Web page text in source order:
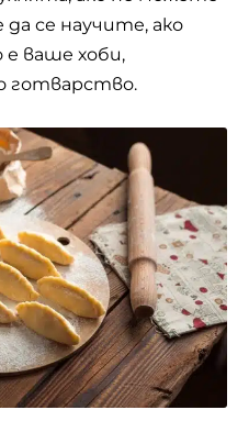
се научите, ако
е ваше хоби,
готварство.